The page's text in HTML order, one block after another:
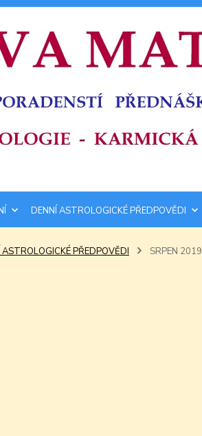
DENNÍ ASTROLOGICKÉ PŘEDPOVĚDI
ASTROLOGICKÉ PŘEDPOVĚDI SRPEN 2019